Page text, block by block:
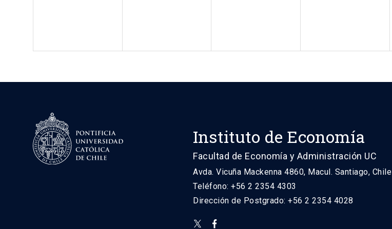
Instituto de Economía
Facultad de Economía y Administración UC
Avda. Vicuña Mackenna 4860, Macul. Santiago, Chile
Teléfono: +56 2 2354 4303
Dirección de Postgrado: +56 2 2354 4028